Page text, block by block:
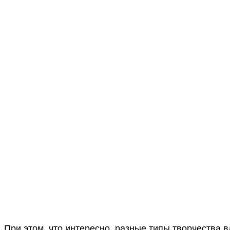
При этом, что интересно, разные типы